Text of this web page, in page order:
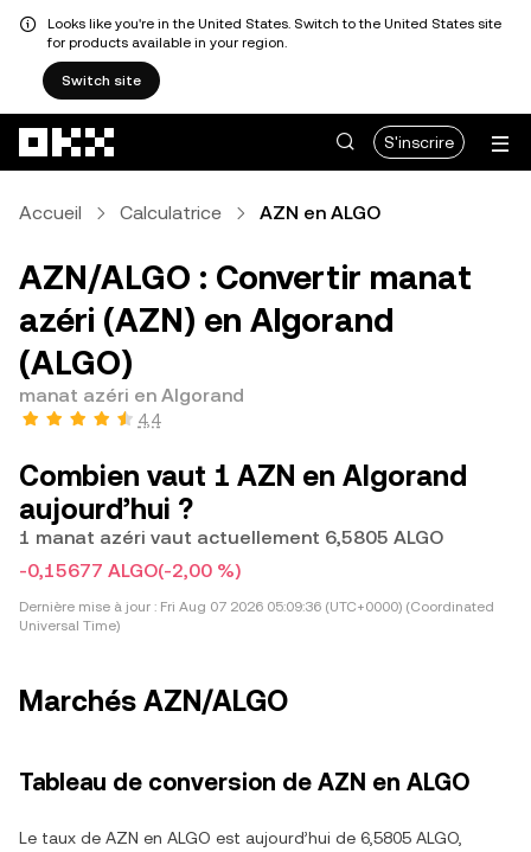
Looks like you're in the United States. Switch to the United States site
for products available in your region.
Switch site
S'inscrire
Accueil Calculatrice AZN en ALGO
AZN/ALGO : Convertir manat
azéri (AZN) en Algorand
(ALGO)
manat azéri en Algorand
4,4
Combien vaut 1 AZN en Algorand
aujourd’hui ?
1 manat azéri vaut actuellement 6,5805 ALGO
-0,15677 ALGO(-2,00 %)
Dernière mise à jour : Fri Aug 07 2026 05:09:36 (UTC+0000) (Coordinated
Universal Time)
Marchés AZN/ALGO
Tableau de conversion de AZN en ALGO
Le taux de AZN en ALGO est aujourd’hui de 6,5805 ALGO,